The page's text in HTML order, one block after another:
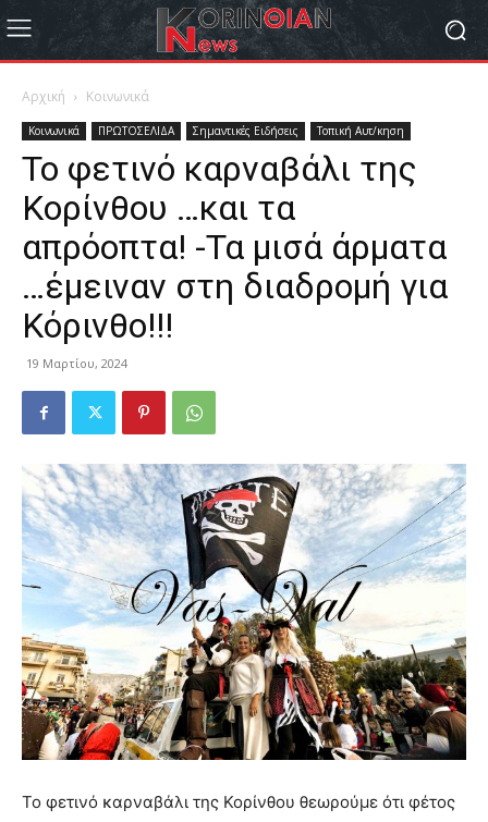
Αρχική Κοινωνικά
Κοινωνικά ΠΡΩΤΟΣΕΛΙΔΑ Σημαντικές Ειδήσεις Τοπική Αυτ/κηση
Το φετινό καρναβάλι της
Κορίνθου …και τα
απρόοπτα! -Τα μισά άρματα
…έμειναν στη διαδρομή για
Κόρινθο!!!
19 Μαρτίου, 2024
Το φετινό καρναβάλι της Κορίνθου θεωρούμε ότι φέτος